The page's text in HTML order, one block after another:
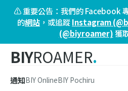
⚠️ 重要公告：我們的 Facebook
的網站 ，或追蹤Instagram
(@biyroamer)獲
BIYROAMER.
通知BIY OnlineBIY Pochiru